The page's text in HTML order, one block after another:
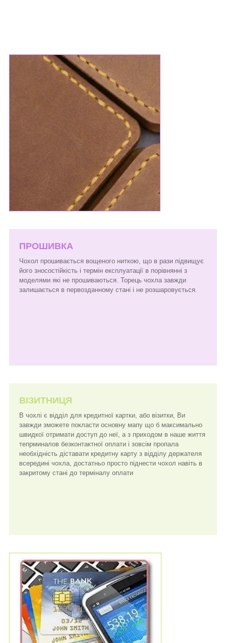
ПРОШИВКА
Чохол прошивається вощеного ниткою, що в рази підвищує
його зносостійкість і термін експлуатації в порівнянні з
моделями які не прошиваються. Торець чохла завжди
залишається в первозданному стані і не розшаровується.
ВІЗИТНИЦЯ
В чохлі є відділ для кредитної картки, або візитки, Ви
завжди зможете покласти основну мапу що б максимально
швидкої отримати доступ до неї, а з приходом в наше життя
тепрминалов безконтактної оплати і зовсім пропала
необхідність діставати кредитну карту з відділу держателя
всередині чохла, достатньо просто піднести чохол навіть в
закритому стані до терміналу оплати